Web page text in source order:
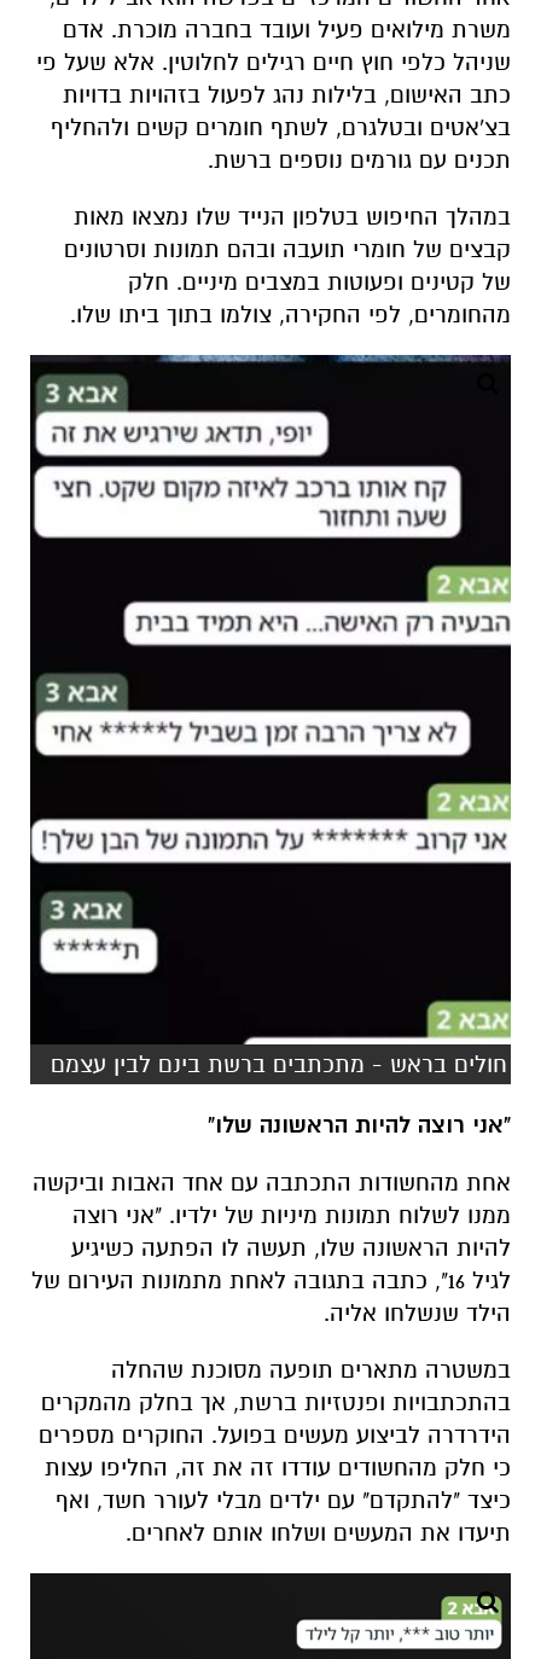
משרת מילואים פעיל ועובד בחברה מוכרת. אדם
שניהל כלפי חוץ חיים רגילים לחלוטין. אלא שעל פי
כתב האישום, בלילות נהג לפעול בזהויות בדויות
בצ'אטים ובטלגרם, לשתף חומרים קשים ולהחליף
תכנים עם גורמים נוספים ברשת.
במהלך החיפוש בטלפון הנייד שלו נמצאו מאות
קבצים של חומרי תועבה ובהם תמונות וסרטונים
של קטינים ופעוטות במצבים מיניים. חלק
מהחומרים, לפי החקירה, צולמו בתוך ביתו שלו.
חולים בראש - מתכתבים ברשת בינם לבין עצמם
"אני רוצה להיות הראשונה שלו"
אחת מהחשודות התכתבה עם אחד האבות וביקשה
ממנו לשלוח תמונות מיניות של ילדיו. "אני רוצה
להיות הראשונה שלו, תעשה לו הפתעה כשיגיע
לגיל 16", כתבה בתגובה לאחת מתמונות העירום של
הילד שנשלחו אליה.
במשטרה מתארים תופעה מסוכנת שהחלה
בהתכתבויות ופנטזיות ברשת, אך בחלק מהמקרים
הידרדרה לביצוע מעשים בפועל. החוקרים מספרים
כי חלק מהחשודים עודדו זה את זה, החליפו עצות
כיצד "להתקדם" עם ילדים מבלי לעורר חשד, ואף
תיעדו את המעשים ושלחו אותם לאחרים.